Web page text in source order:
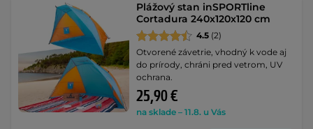
Plážový stan inSPORTline
Cortadura 240x120x120 cm
4.5 (2)
Otvorené závetrie, vhodný k vode aj
do prírody, chráni pred vetrom, UV
ochrana.
25,90 €
na sklade – 11.8. u Vás